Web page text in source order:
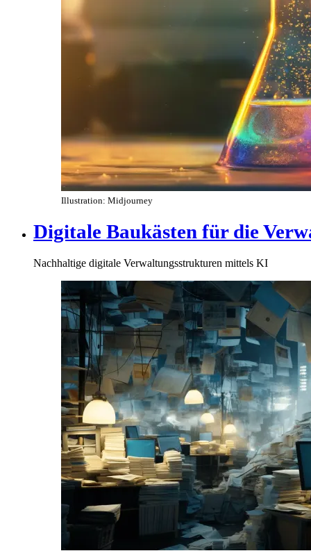
Illustration: Midjourney
Digitale Baukästen für die
Nachhaltige digitale Verwaltungsstrukturen mittels KI